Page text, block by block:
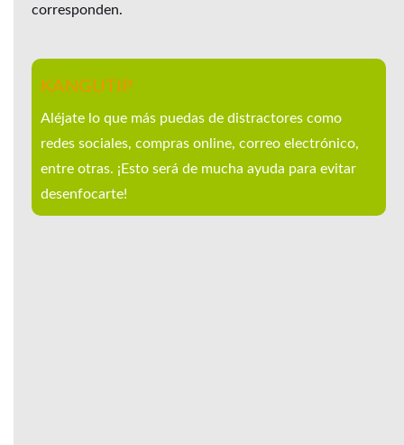
corresponden.
KANGUTIP
Aléjate lo que más puedas de distractores como
redes sociales, compras online, correo electrónico,
entre otras. ¡Esto será de mucha ayuda para evitar
desenfocarte!